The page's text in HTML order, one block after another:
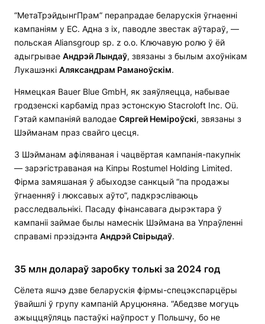
“МетаТрэйдынгПрам” перапрадае беларускія ўгнаенні
кампаніям у ЕС. Адна з іх, паводле звестак аўтараў, —
польская Aliansgroup sp. z o.o. Ключавую ролю ў ёй
адыгрывае Андрэй Лындаў, звязаны з былым ахоўнікам
Лукашэнкі Аляксандрам Раманоўскім.
Нямецкая Bauer Blue GmbH, як заяўляецца, набывае
гродзенскі карбамід праз эстонскую Stacroloft Inc. Oü.
Гэтай кампаніяй валодае Сяргей Неміроўскі, звязаны з
Шэйманам праз свайго цесця.
З Шэйманам афіляваная і чацвёртая кампанія-пакупнік
— зарэгістраваная на Кіпры Rostumel Holding Limited.
Фірма замяшаная ў абыходзе санкцый “па продажы
ўгнаенняў і люксавых аўто”, падкрэсліваюць
расследвальнікі. Пасаду фінансавага дырэктара ў
кампаніі займае былы намеснік Шэймана ва Упраўленні
справамі прэзідэнта Андрэй Свірыдаў.
35 млн долараў заробку толькі за 2024 год
Сёлета яшчэ дзве беларускія фірмы-спецэкспарцёры
ўвайшлі ў групу кампаній Аруцюняна. “Абедзве могуць
ажыццяўляць пастаўкі наўпрост у Польшчу, бо не